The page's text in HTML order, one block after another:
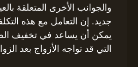
والجوانب الأخرى المتعلقة
جديد. إن التعامل مع هذه
يمكن أن يساعد في تخفيف
التي قد تواجه الأزواج بعد